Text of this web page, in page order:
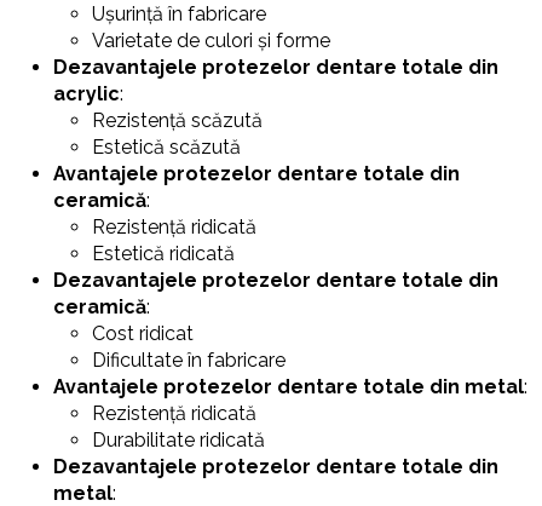
Ușurință în fabricare
Varietate de culori și forme
Dezavantajele protezelor dentare totale din
acrylic:
Rezistență scăzută
Estetică scăzută
Avantajele protezelor dentare totale din
ceramică:
Rezistență ridicată
Estetică ridicată
Dezavantajele protezelor dentare totale din
ceramică:
Cost ridicat
Dificultate în fabricare
Avantajele protezelor dentare totale din metal:
Rezistență ridicată
Durabilitate ridicată
Dezavantajele protezelor dentare totale din
metal: